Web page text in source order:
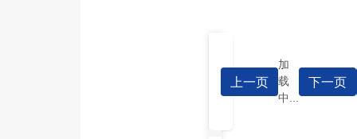
上一页
加
载
中...
下一页